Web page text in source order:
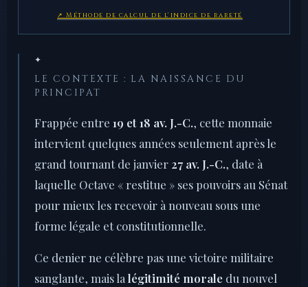
↗ Méthode de calcul de l'indice de rareté
✦
LE CONTEXTE : LA NAISSANCE DU
PRINCIPAT
Frappée entre 19 et 18 av. J.-C., cette monnaie
intervient quelques années seulement après le
grand tournant de janvier 27 av. J.-C., date à
laquelle Octave « restitue » ses pouvoirs au Sénat
pour mieux les recevoir à nouveau sous une
forme légale et constitutionnelle.
Ce denier ne célèbre pas une victoire militaire
sanglante, mais la légitimité morale du nouvel